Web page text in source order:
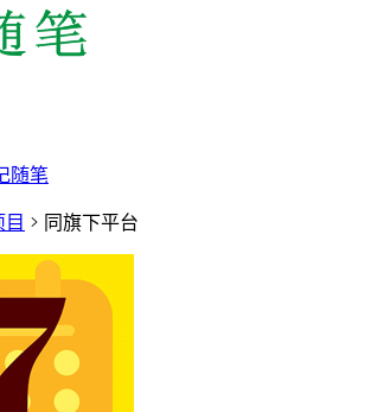
随笔
同旗下平台